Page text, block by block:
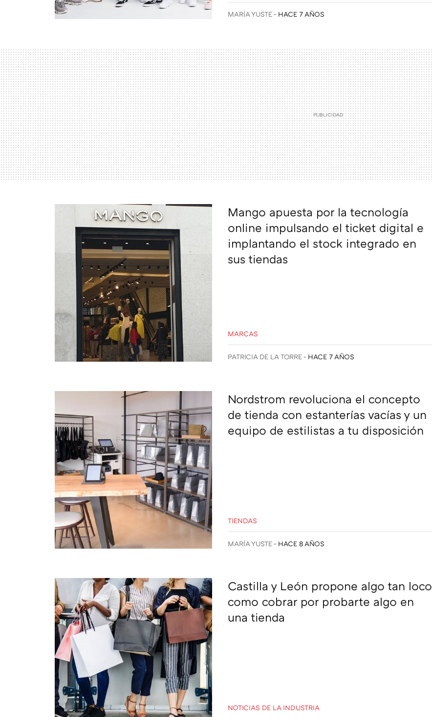
MARÍA YUSTE HACE 7 AÑOS
Mango apuesta por la tecnología
online impulsando el ticket digital e
implantando el stock integrado en
sus tiendas
MARCAS
PATRICIA DE LA TORRE HACE 7 AÑOS
Nordstrom revoluciona el concepto
de tienda con estanterías vacías y un
equipo de estilistas a tu disposición
TIENDAS
MARÍA YUSTE HACE 8 AÑOS
Castilla y León propone algo tan loco
como cobrar por probarte algo en
una tienda
NOTICIAS DE LA INDUSTRIA